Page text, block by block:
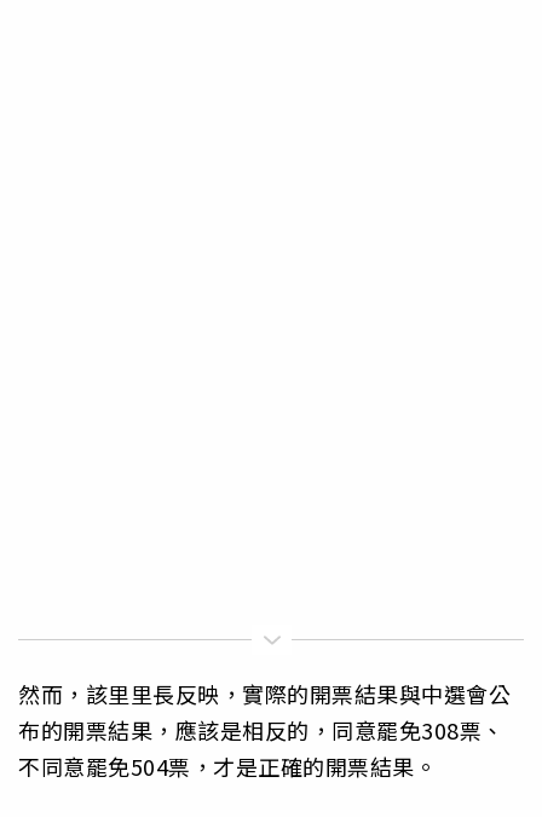
然而，該里里長反映，實際的開票結果與中選會公
布的開票結果，應該是相反的，同意罷免308票、
不同意罷免504票，才是正確的開票結果。